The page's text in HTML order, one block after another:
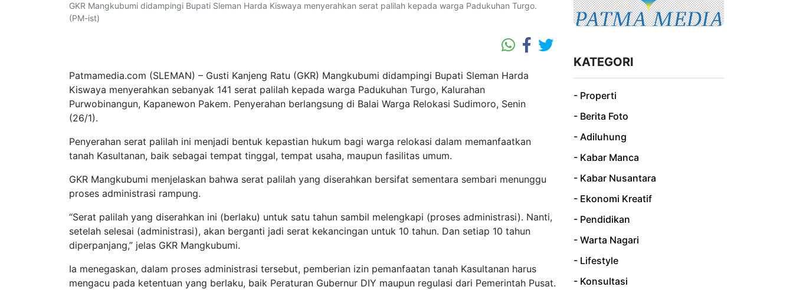
GKR Mangkubumi didampingi Bupati Sleman Harda Kiswaya menyerahkan serat palilah kepada warga Padukuhan Turgo.
(PM-ist)
Patmamedia.com (SLEMAN) – Gusti Kanjeng Ratu (GKR) Mangkubumi didampingi Bupati Sleman Harda
Kiswaya menyerahkan sebanyak 141 serat palilah kepada warga Padukuhan Turgo, Kalurahan
Purwobinangun, Kapanewon Pakem. Penyerahan berlangsung di Balai Warga Relokasi Sudimoro, Senin
(26/1).
Penyerahan serat palilah ini menjadi bentuk kepastian hukum bagi warga relokasi dalam memanfaatkan
tanah Kasultanan, baik sebagai tempat tinggal, tempat usaha, maupun fasilitas umum.
GKR Mangkubumi menjelaskan bahwa serat palilah yang diserahkan bersifat sementara sembari menunggu
proses administrasi rampung.
“Serat palilah yang diserahkan ini (berlaku) untuk satu tahun sambil melengkapi (proses administrasi). Nanti,
setelah selesai (administrasi), akan berganti jadi serat kekancingan untuk 10 tahun. Dan setiap 10 tahun
diperpanjang,” jelas GKR Mangkubumi.
Ia menegaskan, dalam proses administrasi tersebut, pemberian izin pemanfaatan tanah Kasultanan harus
mengacu pada ketentuan yang berlaku, baik Peraturan Gubernur DIY maupun regulasi dari Pemerintah Pusat.
KATEGORI
- Properti
- Berita Foto
- Adiluhung
- Kabar Manca
- Kabar Nusantara
- Ekonomi Kreatif
- Pendidikan
- Warta Nagari
- Lifestyle
- Konsultasi